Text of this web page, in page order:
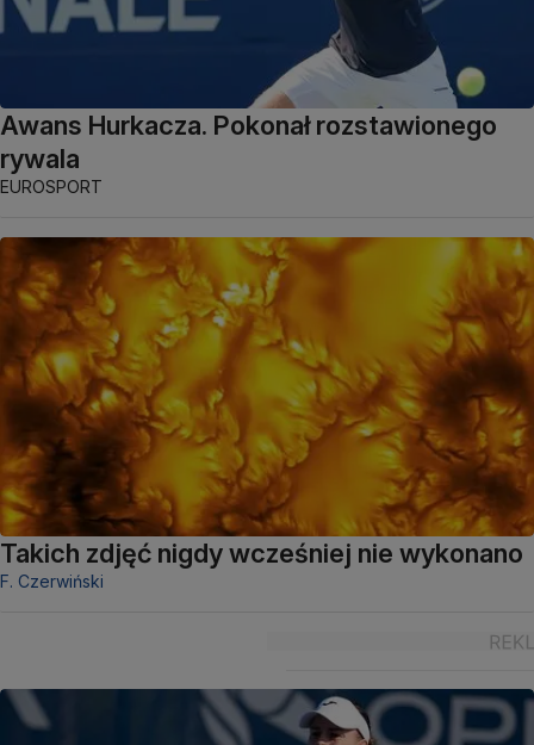
Awans Hurkacza. Pokonał rozstawionego
rywala
EUROSPORT
Takich zdjęć nigdy wcześniej nie wykonano
F. Czerwiński